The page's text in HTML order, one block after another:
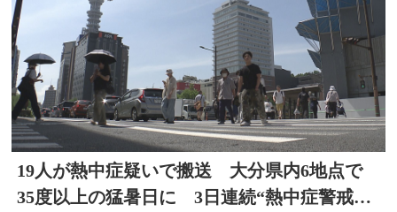
19人が熱中症疑いで搬送 大分県内6地点で
35度以上の猛暑日に 3日連続“熱中症警戒ア